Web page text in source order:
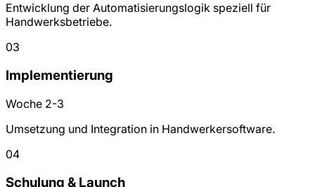
Entwicklung der Automatisierungslogik speziell für
Handwerksbetriebe.
03
Implementierung
Woche 2-3
Umsetzung und Integration in Handwerkersoftware.
04
Schulung & Launch